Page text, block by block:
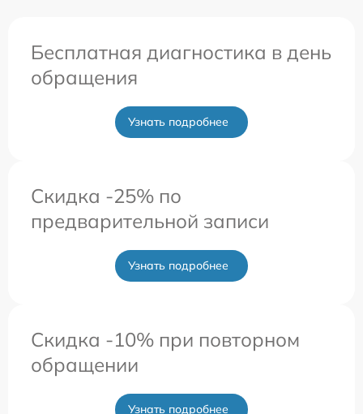
Бесплатная диагностика в день
обращения
Узнать подробнее
Скидка -25% по
предварительной записи
Узнать подробнее
Скидка -10% при повторном
обращении
Узнать подробнее